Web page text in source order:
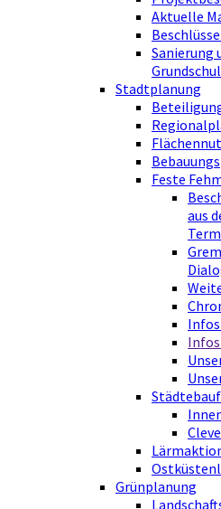
Aktuelle
Sanierung
Stadtplanung
Feste
aus
Grünplanung